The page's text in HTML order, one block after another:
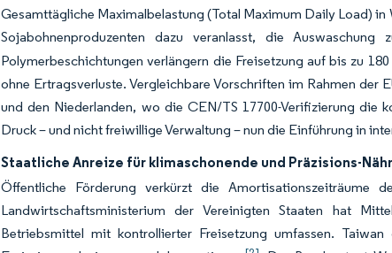
Gesamttägliche Maximalbelastung (Total Maximum Daily Load)
Sojabohnenproduzenten dazu veranlasst, die
Polymerbeschichtungen verlängern die Freisetzung auf bis zu
ohne Ertragsverluste. Vergleichbare Vorschriften im Rahmen der
und den Niederlanden, wo die CEN/TS 17700-Verifizierung die
Druck – und nicht freiwillige Verwaltung – nun die Einführung in
Staatliche Anreize für klimaschonende und Präzisions-
Öffentliche Förderung verkürzt die
Landwirtschaftsministerium der Vereinigten Staaten hat
Betriebsmittel mit kontrollierter Freisetzung umfassen.